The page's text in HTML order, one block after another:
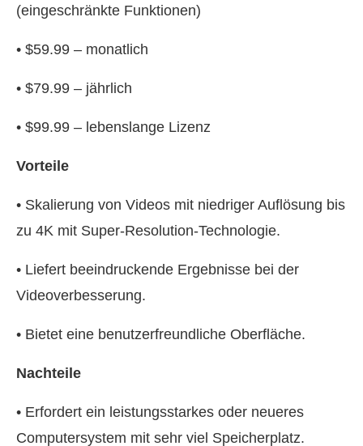
(eingeschränkte Funktionen)
• $59.99 – monatlich
• $79.99 – jährlich
• $99.99 – lebenslange Lizenz
Vorteile
• Skalierung von Videos mit niedriger Auflösung bis
zu 4K mit Super-Resolution-Technologie.
• Liefert beeindruckende Ergebnisse bei der
Videoverbesserung.
• Bietet eine benutzerfreundliche Oberfläche.
Nachteile
• Erfordert ein leistungsstarkes oder neueres
Computersystem mit sehr viel Speicherplatz.